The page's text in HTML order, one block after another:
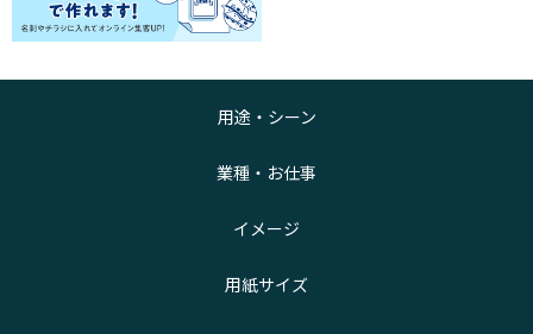
用途・シーン
業種・お仕事
イメージ
用紙サイズ